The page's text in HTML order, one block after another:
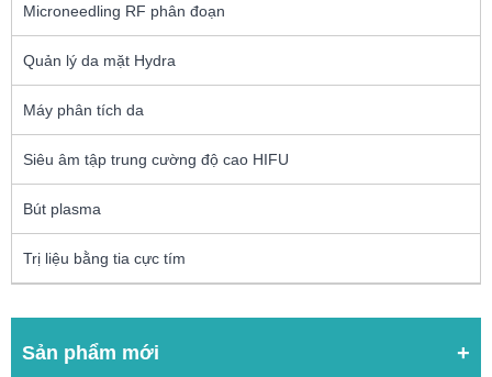
Microneedling RF phân đoạn
Quản lý da mặt Hydra
Máy phân tích da
Siêu âm tập trung cường độ cao HIFU
Bút plasma
Trị liệu bằng tia cực tím
Sản phẩm mới